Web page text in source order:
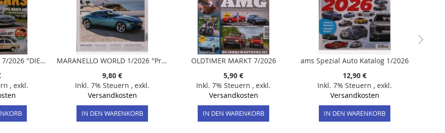
AUTO BILD KLASSIK 7/2026 "DIE UNBEKANNTEN MICROCARS"
, exkl.
MARANELLO WORLD 1/2026 "Prova: Amalfi - Erste Eindrücke vom Nachfolger des erfolgreichen Roma"
9,80 €
Inkl. 7% Steuern , exkl.
Versandkosten
IN DEN WARENKORB
OLDTIMER MARKT 7/2026
5,90 €
Inkl. 7% Steuern , exkl.
Versandkosten
IN DEN WARENKORB
ams Spezial Auto Katalog 1/2026
12,90 €
Inkl. 7% Steuern , exkl.
Versandkosten
IN DEN WARENKORB